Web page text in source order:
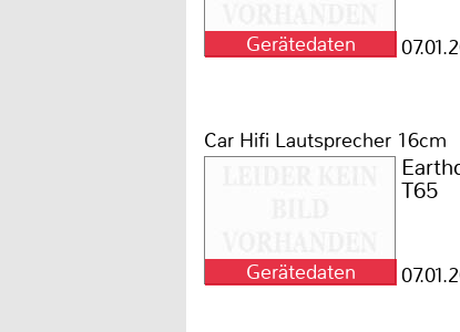
Gerätedaten
Car Hifi Lautsprecher 16cm
Gerätedaten
T65